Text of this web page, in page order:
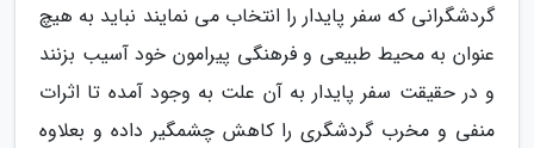
گردشگرانی که سفر پایدار را انتخاب می نمایند نباید به هیچ
عنوان به محیط طبیعی و فرهنگی پیرامون خود آسیب بزنند
و در حقیقت سفر پایدار به آن علت به وجود آمده تا اثرات
منفی و مخرب گردشگری را کاهش چشمگیر داده و بعلاوه